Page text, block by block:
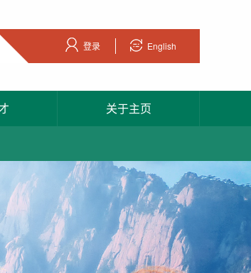
登录 English
关于主页